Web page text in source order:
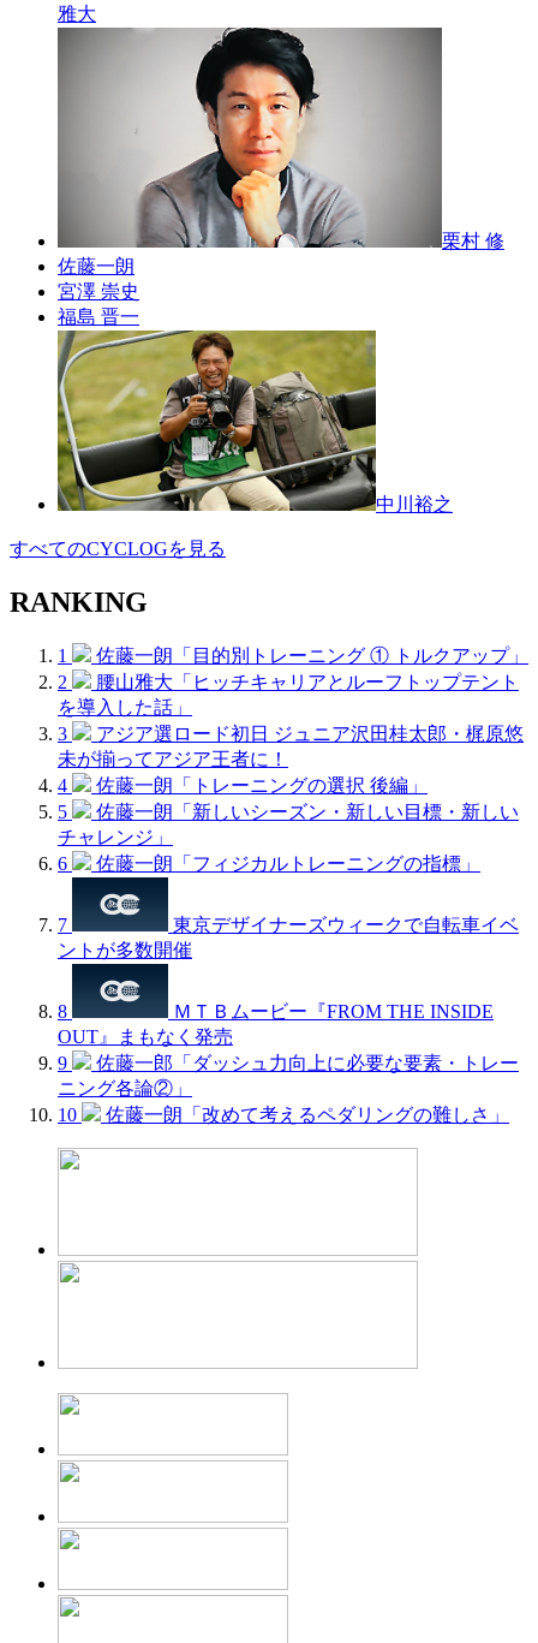
雅大
栗村 修
佐藤一朗
宮澤 崇史
福島 晋一
中川裕之
すべてのCYCLOGを見る
RANKING
1
佐藤一朗「目的別トレーニング ① トルクアップ」
2
腰山雅大「ヒッチキャリアとルーフトップテント
を導入した話」
3
アジア選ロード初日 ジュニア沢田桂太郎・梶原悠
未が揃ってアジア王者に！
4
佐藤一朗「トレーニングの選択 後編」
5
佐藤一朗「新しいシーズン・新しい目標・新しい
チャレンジ」
6
佐藤一朗「フィジカルトレーニングの指標」
7
東京デザイナーズウィークで自転車イベ
ントが多数開催
8
ＭＴＢムービー『FROM THE INSIDE
OUT』まもなく発売
9
佐藤一郎「ダッシュ力向上に必要な要素・トレー
ニング各論②」
10
佐藤一朗「改めて考えるペダリングの難しさ」